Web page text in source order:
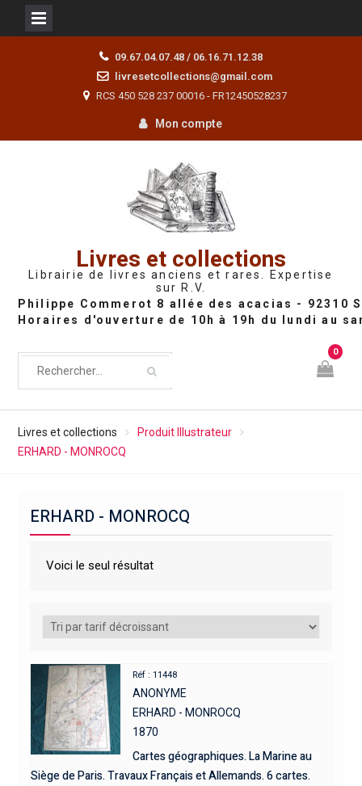
09.67.04.07.48 / 06.16.71.12.38
livresetcollections@gmail.com
RCS 450 528 237 00016 - FR12450528237
Mon compte
Livres et collections
Librairie de livres anciens et rares. Expertise
sur R.V.
0
Livres et collections
Produit Illustrateur
ERHARD - MONROCQ
ERHARD - MONROCQ
Voici le seul résultat
Réf : 11448
ANONYME
ERHARD - MONROCQ
1870
Cartes géographiques. La Marine au
Siège de Paris. Travaux Français et Allemands. 6 cartes.